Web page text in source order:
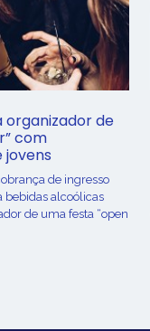
organizador de
com
jovens
de ingresso
bebidas alcoólicas
de uma festa “open